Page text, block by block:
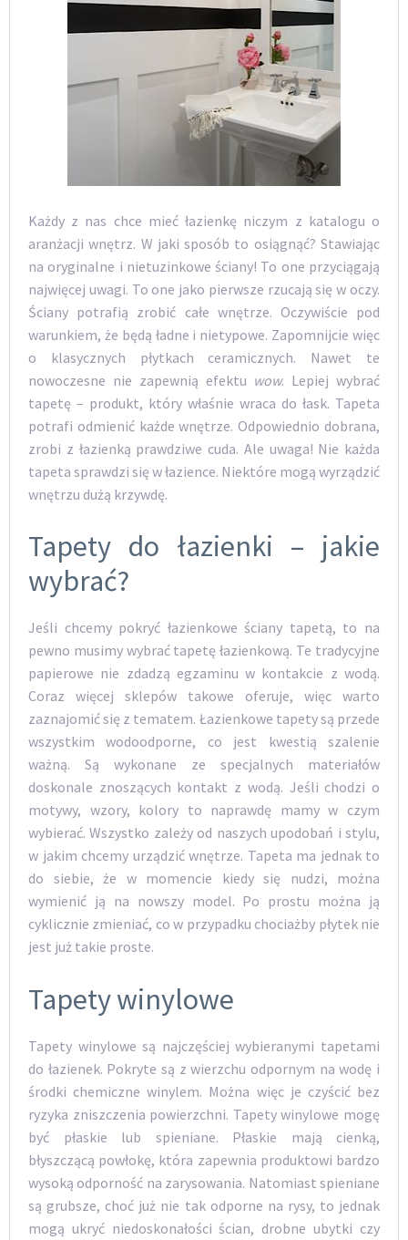
Każdy z nas chce mieć łazienkę niczym z katalogu o
aranżacji wnętrz. W jaki sposób to osiągnąć? Stawiając
na oryginalne i nietuzinkowe ściany! To one przyciągają
najwięcej uwagi. To one jako pierwsze rzucają się w oczy.
Ściany potrafią zrobić całe wnętrze. Oczywiście pod
warunkiem, że będą ładne i nietypowe. Zapomnijcie więc
o klasycznych płytkach ceramicznych. Nawet te
nowoczesne nie zapewnią efektu wow. Lepiej wybrać
tapetę – produkt, który właśnie wraca do łask. Tapeta
potrafi odmienić każde wnętrze. Odpowiednio dobrana,
zrobi z łazienką prawdziwe cuda. Ale uwaga! Nie każda
tapeta sprawdzi się w łazience. Niektóre mogą wyrządzić
wnętrzu dużą krzywdę.
Tapety do łazienki – jakie
wybrać?
Jeśli chcemy pokryć łazienkowe ściany tapetą, to na
pewno musimy wybrać tapetę łazienkową. Te tradycyjne
papierowe nie zdadzą egzaminu w kontakcie z wodą.
Coraz więcej sklepów takowe oferuje, więc warto
zaznajomić się z tematem. Łazienkowe tapety są przede
wszystkim wodoodporne, co jest kwestią szalenie
ważną. Są wykonane ze specjalnych materiałów
doskonale znoszących kontakt z wodą. Jeśli chodzi o
motywy, wzory, kolory to naprawdę mamy w czym
wybierać. Wszystko zależy od naszych upodobań i stylu,
w jakim chcemy urządzić wnętrze. Tapeta ma jednak to
do siebie, że w momencie kiedy się nudzi, można
wymienić ją na nowszy model. Po prostu można ją
cyklicznie zmieniać, co w przypadku chociażby płytek nie
jest już takie proste.
Tapety winylowe
Tapety winylowe są najczęściej wybieranymi tapetami
do łazienek. Pokryte są z wierzchu odpornym na wodę i
środki chemiczne winylem. Można więc je czyścić bez
ryzyka zniszczenia powierzchni. Tapety winylowe mogę
być płaskie lub spieniane. Płaskie mają cienką,
błyszczącą powłokę, która zapewnia produktowi bardzo
wysoką odporność na zarysowania. Natomiast spieniane
są grubsze, choć już nie tak odporne na rysy, to jednak
mogą ukryć niedoskonałości ścian, drobne ubytki czy